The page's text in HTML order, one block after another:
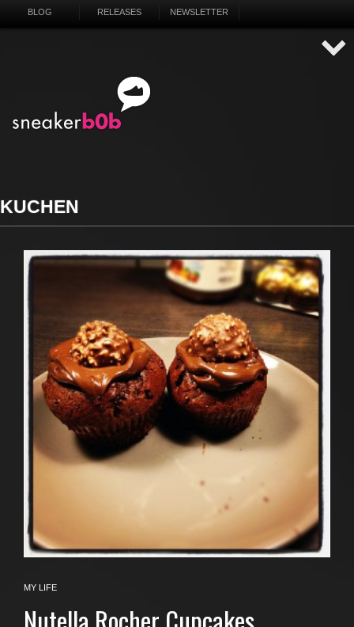
BLOG RELEASES NEWSLETTER
KUCHEN
MY LIFE